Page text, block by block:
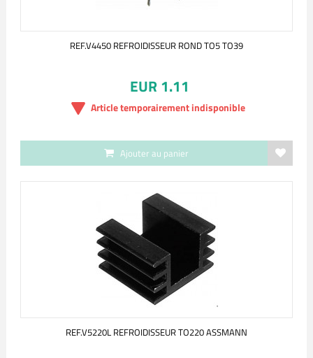
REF.V4450 REFROIDISSEUR ROND TO5 TO39
EUR 1.11
Article temporairement indisponible
Ajouter au panier
REF.V5220L REFROIDISSEUR TO220 ASSMANN